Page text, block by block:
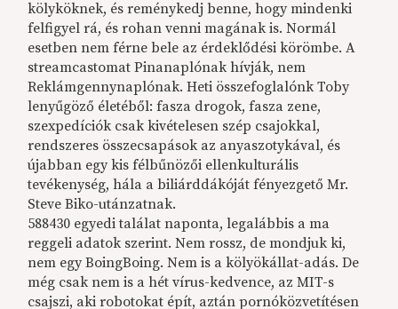
kölyköknek, és reménykedj benne, hogy mindenki
felfigyel rá, és rohan venni magának is. Normál
esetben nem férne bele az érdeklődési körömbe. A
streamcastomat Pinanaplónak hívják, nem
Reklámgennynaplónak. Heti összefoglalónk Toby
lenyűgöző életéből: fasza drogok, fasza zene,
szexpedíciók csak kivételesen szép csajokkal,
rendszeres összecsapások az anyaszotykával, és
újabban egy kis félbűnözői ellenkulturális
tevékenység, hála a biliárddákóját fényezgető Mr.
Steve Biko-utánzatnak.
588430 egyedi találat naponta, legalábbis a ma
reggeli adatok szerint. Nem rossz, de mondjuk ki,
nem egy BoingBoing. Nem is a kölyökállat-adás. De
még csak nem is a hét vírus-kedvence, az MIT-s
csajszi, aki robotokat épít, aztán pornóközvetítésen